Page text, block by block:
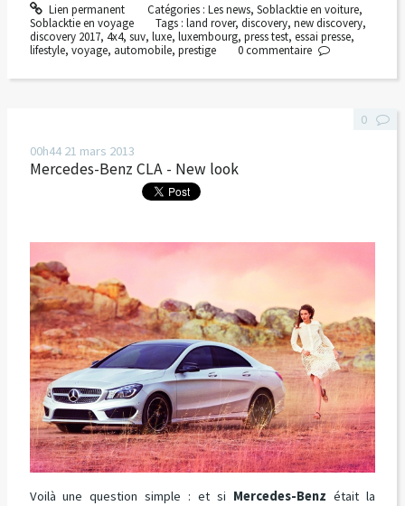
Lien permanent Catégories : Les news, Soblacktie en voiture,
Soblacktie en voyage
Tags :land rover,discovery,new discovery,
discovery 2017, 4x4, suv, luxe, luxembourg, press test, essai presse,
lifestyle, voyage, automobile, prestige 0commentaire
00h44 21 mars 2013
Mercedes-Benz CLA - New look
Voilà une question simple : et si Mercedes-Benz était la
0